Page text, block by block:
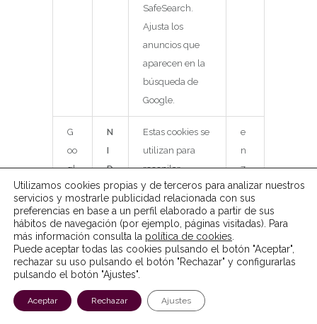
SafeSearch.
Ajusta los
anuncios que
aparecen en la
búsqueda de
Google.
G
oo
gl
e
N
I
D
Estas cookies se
utilizan para
recopilar
estadísticas del
sitio web y
rastrear las
tasas de
conversión y la
de anuncios de
e
n
7
m
es
es
Utilizamos cookies propias y de terceros para analizar nuestros
servicios y mostrarle publicidad relacionada con sus
preferencias en base a un perfil elaborado a partir de sus
hábitos de navegación (por ejemplo, páginas visitadas). Para
más información consulta la política de cookies
Puede aceptar todas las cookies pulsando el botón "Aceptar",
rechazar su uso pulsando el botón "Rechazar" y configurarlas
pulsando el botón "Ajustes".
Aceptar Rechazar Ajustes